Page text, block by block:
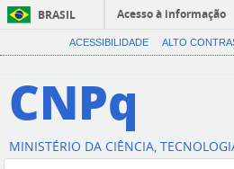
BRASIL
Acesso à informação
ACESSIBILIDADE ALTO
CNPq
MINISTÉRIO DA CIÊNCIA,